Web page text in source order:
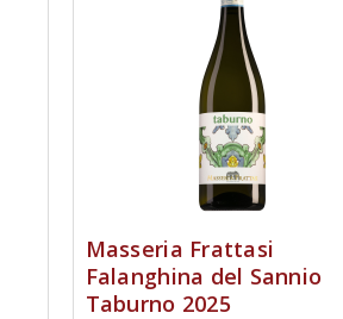
Masseria Frattasi
Falanghina del Sannio
Taburno 2025